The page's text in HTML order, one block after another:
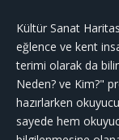
Kültür Sanat
eğlence ve kent
terimi olarak da
Neden? ve Kim?"
hazırlarken
sayede hem